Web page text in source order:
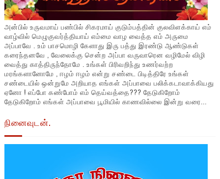
அன்பில் உருவமாய் பண்பில் சிகரமாய் குடும்பத்தின் குலவிளக்காய் எம்
வாழ்வில் மெழுகுவர்த்தியாய் எம்மை வாழ வைத்த எம் அருமை
அப்பாவே . உம் பாசமொழி கேளாது இரு பத்து இரண்டு ஆண்டுகள்
கரைந்தனவே , வேலைக்கு சென்ற அப்பா வருவாரென வழிமேல் விழி
வைத்து காத்திருந்தோமே . உங்கள் பிரிவறிந்து உணர்வற்ற
மரங்களானோமே , ஈழம் ஈழம் என்று சண்டை பிடித்திரே உங்கள்
சண்டையில் ஒன்றுமே அறியாத எங்கள் அப்பாவை பலிக்கடாவாக்கியது
ஏனோ ! எப்போ கண்போம் எம் தெய்வத்தை??? தேடுகிறோம்
தேடுகிறோம் எங்கள் அப்பாவை பூமியில் காணவில்லை இன்று வரை...
நினைவுடன்.